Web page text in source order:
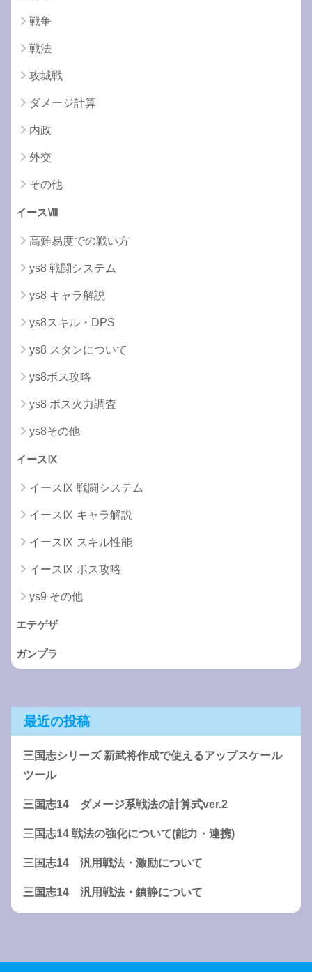
戦争
戦法
攻城戦
ダメージ計算
内政
外交
その他
イースⅧ
高難易度での戦い方
ys8 戦闘システム
ys8 キャラ解説
ys8スキル・DPS
ys8 スタンについて
ys8ボス攻略
ys8 ボス火力調査
ys8その他
イースⅨ
イースⅨ 戦闘システム
イースⅨ キャラ解説
イースⅨ スキル性能
イースⅨ ボス攻略
ys9 その他
エテゲザ
ガンプラ
最近の投稿
三国志シリーズ 新武将作成で使えるアップスケール
ツール
三国志14 ダメージ系戦法の計算式ver.2
三国志14 戦法の強化について(能力・連携)
三国志14 汎用戦法・激励について
三国志14 汎用戦法・鎮静について